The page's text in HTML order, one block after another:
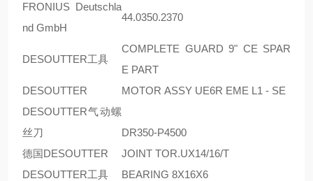
FRONIUS Deutschla
nd GmbH
44.0350.2370
DESOUTTER工具
COMPLETE GUARD 9" CE SPAR
E PART
DESOUTTER
MOTOR ASSY UE6R EME L1 - SE
DESOUTTER气动螺
丝刀
DR350-P4500
德国DESOUTTER
JOINT TOR.UX14/16/T
DESOUTTER工具
BEARING 8X16X6